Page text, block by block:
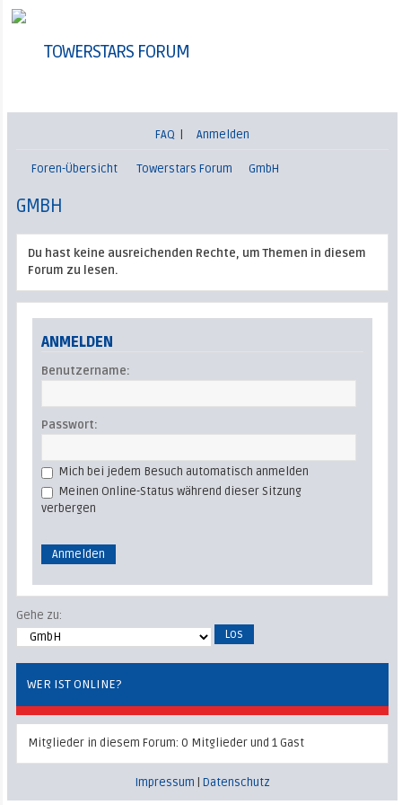
TOWERSTARS FORUM
FAQ Anmelden
Foren-Übersicht Towerstars Forum GmbH
GMBH
Du hast keine ausreichenden Rechte, um Themen in diesem
Forum zu lesen.
ANMELDEN
Benutzername:
Passwort:
Mich bei jedem Besuch automatisch anmelden
Meinen Online-Status während dieser Sitzung
verbergen
Gehe zu:
WER IST ONLINE?
Mitglieder in diesem Forum: 0 Mitglieder und 1 Gast
Impressum |Datenschutz